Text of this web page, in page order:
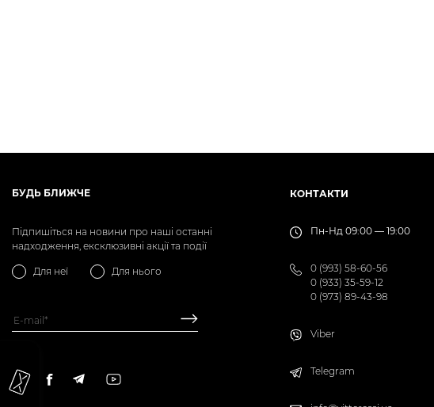
БУДЬ БЛИЖЧЕ
Підпишіться на новини про наші останні
надходження, ексклюзивні акції та події
Для неї Для нього
КОНТАКТИ
Пн-Нд 09:00 — 19:00
0 (993) 58-60-56
0 (933) 35-59-12
0 (973) 89-43-98
Viber
Telegram